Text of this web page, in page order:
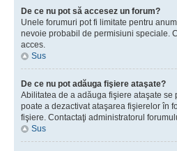
De ce nu pot să accesez un forum?
Unele forumuri pot fi limitate pentru
nevoie probabil de permisiuni speciale.
acces.
Sus
De ce nu pot adăuga fişiere ataşate?
Abilitatea de a adăuga fişiere ataşate se
poate a dezactivat ataşarea fişierelor în
fişiere. Contactaţi administratorul
Sus